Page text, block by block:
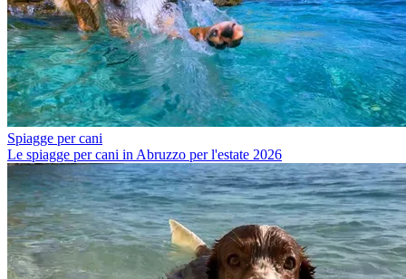
Spiagge per cani
Le spiagge per cani in Abruzzo per l'estate 2026